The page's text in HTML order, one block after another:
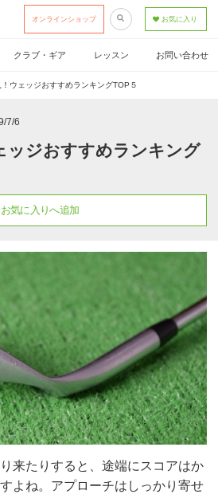
オンラインショップ お気に入り
クラブ・ギア レッスン お問い合わせ
ウェッジおすすめランキングTOP５
7/6
ッジおすすめランキング
お気に入りへ追加
来たりすると、途端にスコアはか
よね。アプローチはしっかり寄せ